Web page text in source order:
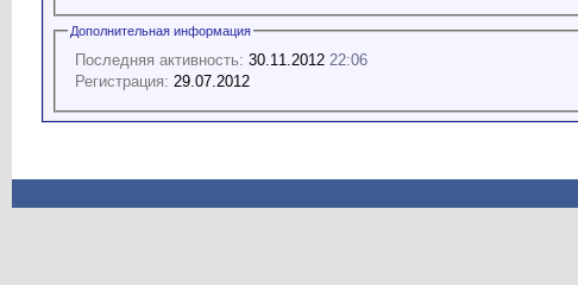
Дополнительная информация
Последняя активность: 30.11.2012 22:06
Регистрация: 29.07.2012